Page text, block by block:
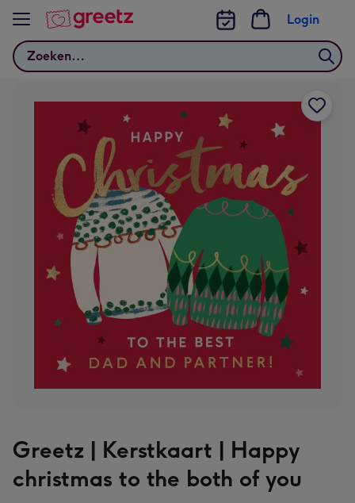
Bekijk meer
Zoeken
Login
Greetz | Kerstkaart | Happy
christmas to the both of you